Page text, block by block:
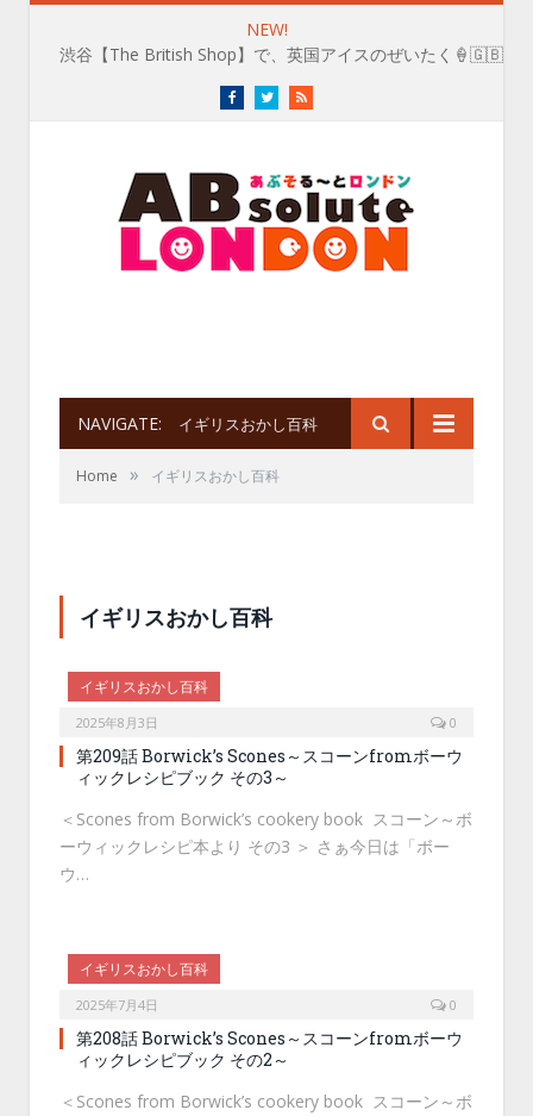
NEW!
渋谷【The British Shop】で、英国アイスのぜいたく🍦🇬🇧
FacebookTwitterRSS
NAVIGATE: イギリスおかし百科
Home » イギリスおかし百科
イギリスおかし百科
イギリスおかし百科
2025年8月3日 0
第209話 Borwick’s Scones～スコーンfromボーウ
ィックレシピブック その3～
＜Scones from Borwick’s cookery book スコーン～ボ
ーウィックレシピ本より その3 ＞ さぁ今日は「ボー
ウ…
イギリスおかし百科
2025年7月4日 0
第208話 Borwick’s Scones～スコーンfromボーウ
ィックレシピブック その2～
＜Scones from Borwick’s cookery book スコーン～ボ